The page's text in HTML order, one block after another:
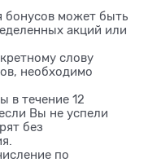
бонусов может быть
акций или
слову
необходимо
в течение 12
Вы не успели
без
по